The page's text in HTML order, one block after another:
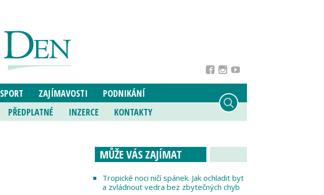
SPORT ZAJÍMAVOSTI
PODNIKÁNÍ
PŘEDPLATNÉ INZERCE KONTAKTY
MŮŽE VÁS ZAJÍMAT
Tropické noci ničí spánek. Jak ochladit byt
a zvládnout vedra bez zbytečných chyb